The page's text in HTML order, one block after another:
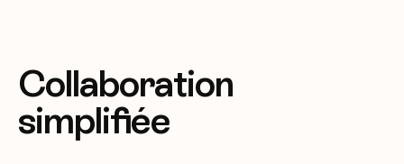
Collaboration
simplifiée